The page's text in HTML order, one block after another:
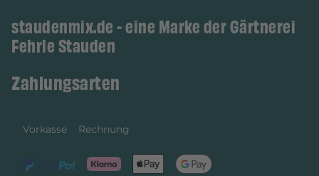
staudenmix.de - eine Marke der Gärtnerei
Fehrle Stauden
Zahlungsarten
Vorkasse Rechnung